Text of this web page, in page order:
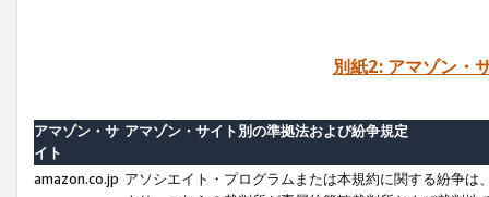
別紙2: アマゾン・
アマゾン・サ
イト
アマゾン・サイト別の準拠法および紛争規定
amazon.co.jp アソシエイト・プログラムまたは本規約に関する紛争